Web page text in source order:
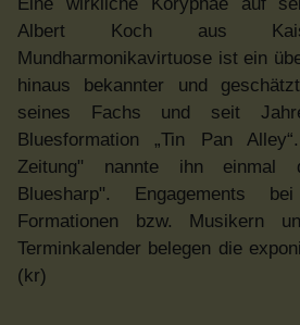
Albert Koch aus
Mundharmonikavirtuose ist ein
hinaus bekannter und
seines Fachs und seit
Bluesformation „Tin Pan
Zeitung" nannte ihn einmal
Bluesharp". Engagements
Formationen bzw. Musikern
Terminkalender belegen die
(kr)